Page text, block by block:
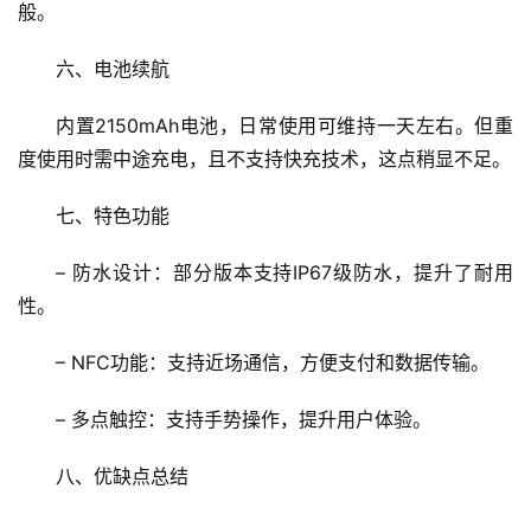
文
般。
六、电池续航
内置2150mAh电池，日常使用可维持一天左右。但重
度使用时需中途充电，且不支持快充技术，这点稍显不足。
七、特色功能
– 防水设计：部分版本支持IP67级防水，提升了耐用
性。
– NFC功能：支持近场通信，方便支付和数据传输。
– 多点触控：支持手势操作，提升用户体验。
八、优缺点总结